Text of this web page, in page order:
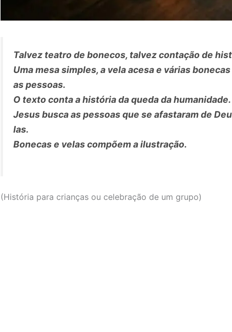
Talvez teatro de bonecos, talvez contação de
Uma mesa simples, a vela acesa e várias
as pessoas.
O texto conta a história da queda da humanidade.
Jesus busca as pessoas que se afastaram de
las.
Bonecas e velas compõem a ilustração.
(História para crianças ou celebração de um grupo)